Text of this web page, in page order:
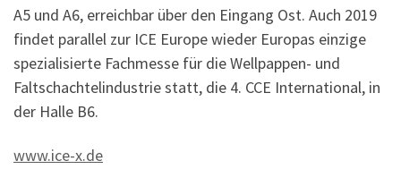
A5 und A6, erreichbar über den Eingang Ost. Auch 2019
findet parallel zur ICE Europe wieder Europas einzige
spezialisierte Fachmesse für die Wellpappen- und
Faltschachtelindustrie statt, die 4. CCE International, in
der Halle B6.
www.ice-x.de